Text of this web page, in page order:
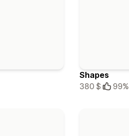
Shapes
380 $
99%